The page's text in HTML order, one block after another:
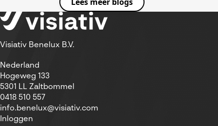
Visiativ Benelux B.V.
Nederland
Hogeweg 133
5301 LL Zaltbommel
0418 510 557
info.benelux@visiativ.com
Inloggen